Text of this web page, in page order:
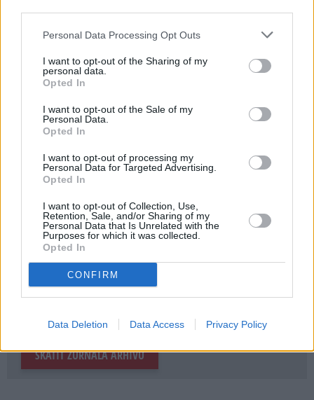
Personal Data Processing Opt Outs
I want to opt-out of the Sharing of my
personal data.
Opted In
I want to opt-out of the Sale of my
Personal Data.
Opted In
I want to opt-out of processing my
Personal Data for Targeted Advertising.
Opted In
I want to opt-out of Collection, Use,
Retention, Sale, and/or Sharing of my
Personal Data that Is Unrelated with the
Purposes for which it was collected.
Opted In
CONFIRM
Data Deletion Data Access Privacy Policy
4 mēneši /18.59 Eur
8 izdevumi / 2.32 Eur par izdevumu *
*Visas cenas portālā ManiZurnali.lv norādītas € ar PVN.
Žurnālu izdevumu skaits var atšķirties, kā to nosaka Lietošanas
E-izdevumu arhīvs
MEKLĒT
SKATĪT ŽURNĀLA ARHĪVU